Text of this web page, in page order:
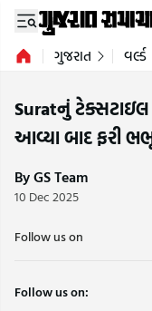
ગુજરાત વર્લ્ડ
Suratનું
આવ્યા બાદ ફરી
By GS Team
10 Dec 2025
Follow us on
Follow us on: